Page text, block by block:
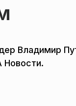
Владимир
Новости.